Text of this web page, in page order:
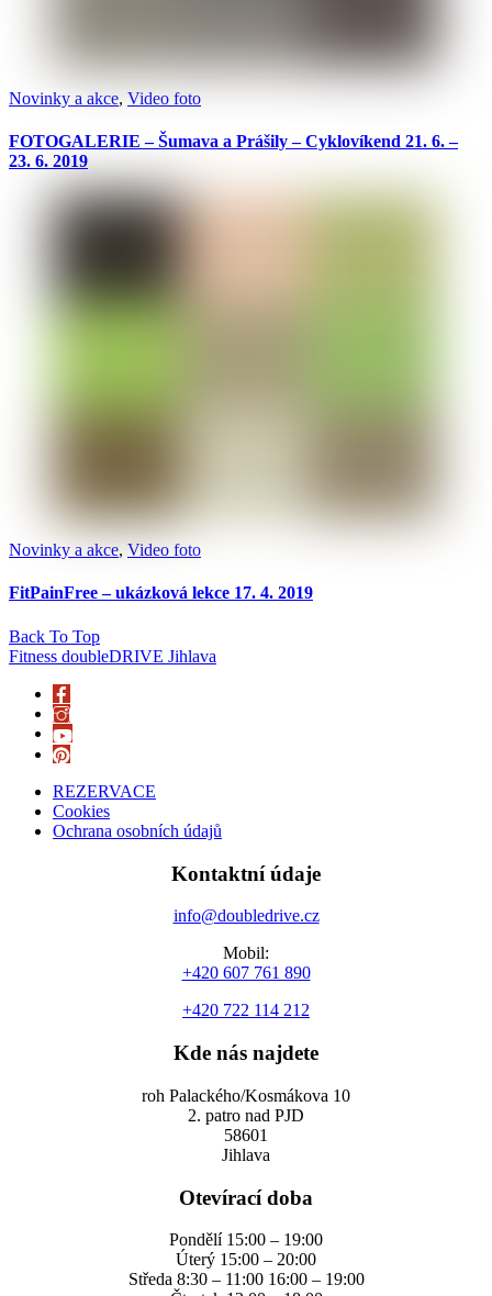
Novinky a akce, Video foto
FOTOGALERIE – Šumava a Prášily – Cyklovíkend 21. 6. –
23. 6. 2019
Novinky a akce, Video foto
FitPainFree – ukázková lekce 17. 4. 2019
Back To Top
Fitness doubleDRIVE Jihlava
REZERVACE
Cookies
Ochrana osobních údajů
Kontaktní údaje
info@doubledrive.cz
Mobil:
+420 607 761 890
+420 722 114 212
Kde nás najdete
roh Palackého/Kosmákova 10
2. patro nad PJD
58601
Jihlava
Otevírací doba
Pondělí 15:00 – 19:00
Úterý 15:00 – 20:00
Středa 8:30 – 11:00 16:00 – 19:00